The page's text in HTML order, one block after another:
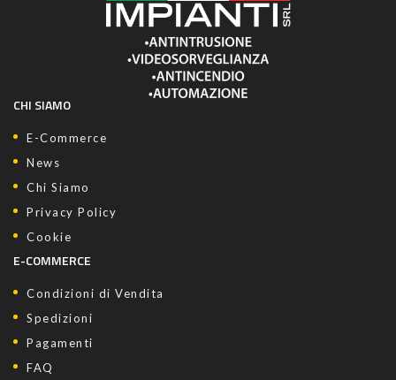
CHI SIAMO
E-Commerce
News
Chi Siamo
Privacy Policy
Cookie
E-COMMERCE
Condizioni di Vendita
Spedizioni
Pagamenti
FAQ